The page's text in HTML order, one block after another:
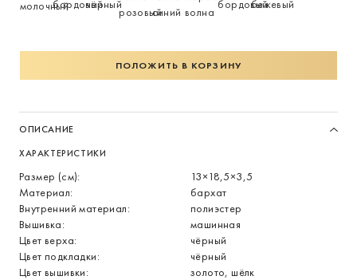
ПОЛОЖИТЬ В КОРЗИНУ
ОПИСАНИЕ
ХАРАКТЕРИСТИКИ
Размер (см):
13×18,5×3,5
Материал:
бархат
Внутренний материал:
полиэстер
Вышивка:
машинная
Цвет верха:
чёрный
Цвет подкладки:
чёрный
Цвет вышивки:
золото, шёлк